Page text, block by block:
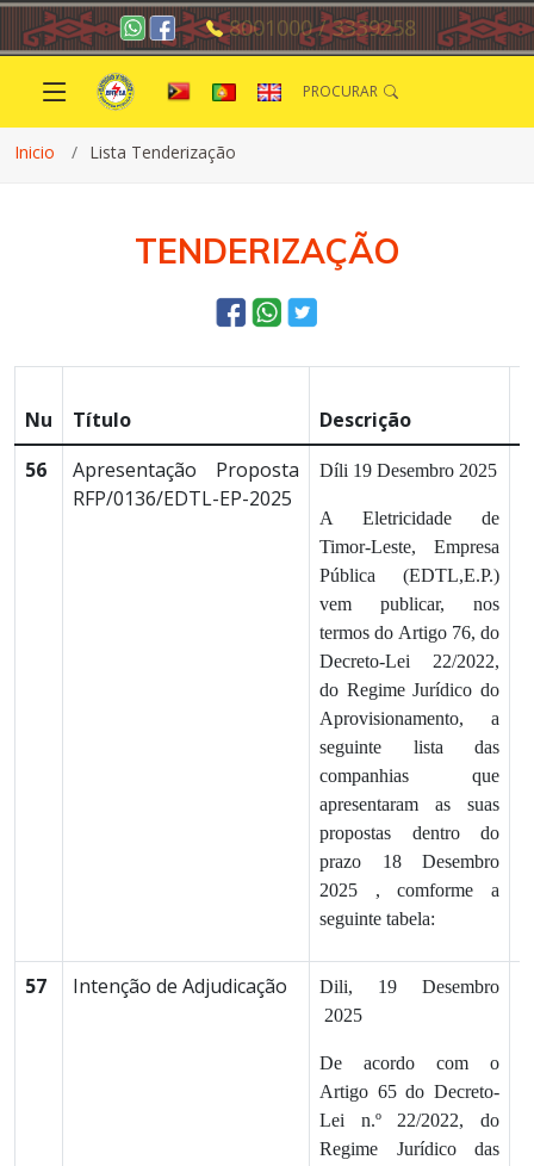
8001000 / 3339258
PROCURAR
Inicio Lista Tenderização
TENDERIZAÇÃO
Nu Título Descrição
56
Apresentação Proposta
RFP/0136/EDTL-EP-2025
Díli 19 Desembro 2025
A Eletricidade de
Timor-Leste, Empresa
Pública (EDTL,E.P.)
vem publicar, nos
termos do Artigo 76, do
Decreto-Lei 22/2022,
do Regime Jurídico do
Aprovisionamento, a
seguinte lista das
companhias que
apresentaram as suas
propostas dentro do
prazo 18 Desembro
2025 , comforme a
seguinte tabela:
57 Intenção de Adjudicação
Dili, 19 Desembro
2025
De acordo com o
Artigo 65 do Decreto-
Lei n.º 22/2022, do
Regime Jurídico das